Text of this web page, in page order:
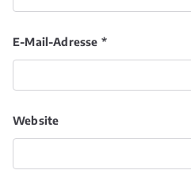
E-Mail-Adresse *
Website